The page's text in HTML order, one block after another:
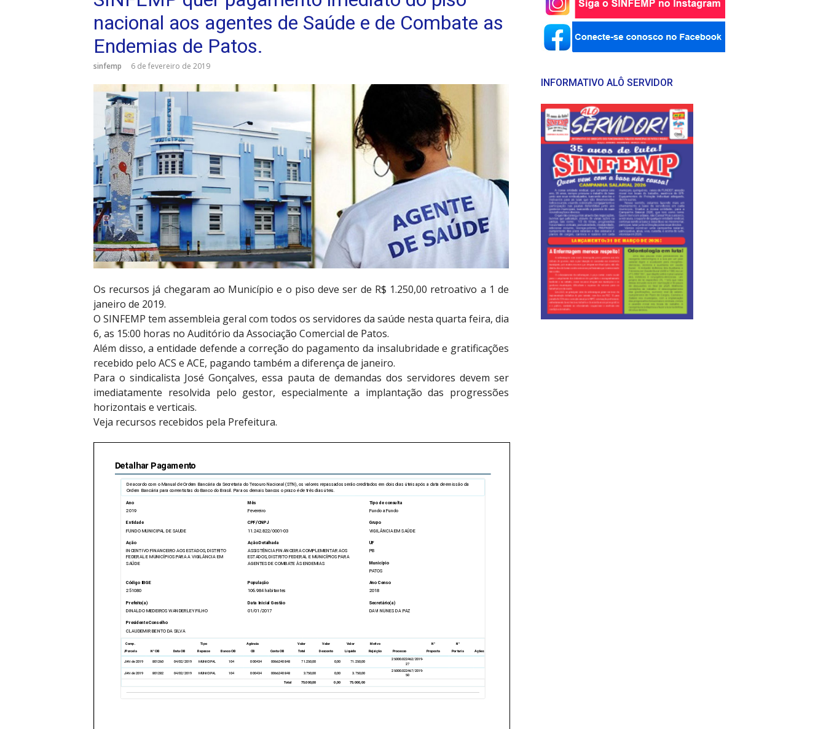
nacional aos agentes de Saúde e de Combate as
Endemias de Patos.
sinfemp 6 de fevereiro de 2019
Os recursos já chegaram ao Município e o piso deve ser de R$ 1.250,00 retroativo a 1 de
janeiro de 2019.
O SINFEMP tem assembleia geral com todos os servidores da saúde nesta quarta feira, dia
6, as 15:00 horas no Auditório da Associação Comercial de Patos.
Além disso, a entidade defende a correção do pagamento da insalubridade e gratificações
recebido pelo ACS e ACE, pagando também a diferença de janeiro.
Para o sindicalista José Gonçalves, essa pauta de demandas dos servidores devem ser
imediatamente resolvida pelo gestor, especialmente a implantação das progressões
horizontais e verticais.
Veja recursos recebidos pela Prefeitura.
INFORMATIVO ALÔ SERVIDOR